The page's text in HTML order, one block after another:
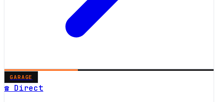
GARAGE
☎ Direct